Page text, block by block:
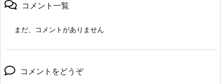
コメント一覧
まだ、コメントがありません
コメントをどうぞ